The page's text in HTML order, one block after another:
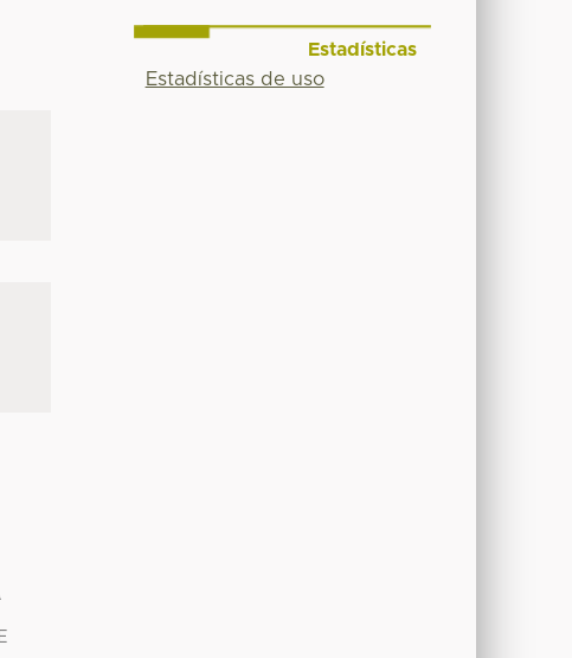
Estadísticas
Estadísticas de uso